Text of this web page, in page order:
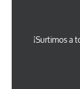
¡Surtimos a